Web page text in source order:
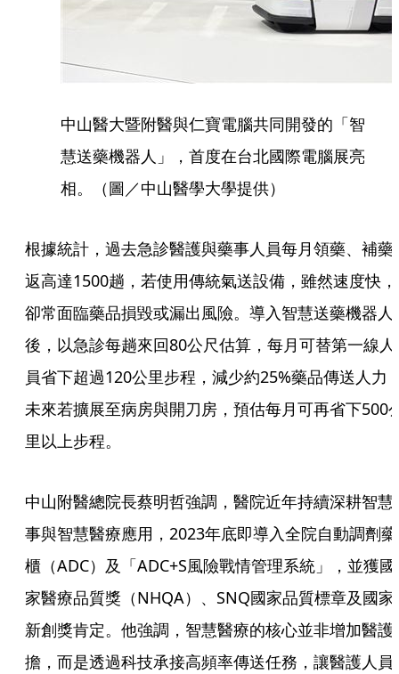
中山醫大暨附醫與仁寶電腦共同開發的「智
慧送藥機器人」，首度在台北國際電腦展亮
相。（圖／中山醫學大學提供）
根據統計，過去急診醫護與藥事人員每月領藥、補藥
返高達1500趟，若使用傳統氣送設備，雖然速度快，
卻常面臨藥品損毀或漏出風險。導入智慧送藥機器人
後，以急診每趟來回80公尺估算，每月可替第一線人
員省下超過120公里步程，減少約25%藥品傳送人力
未來若擴展至病房與開刀房，預估每月可再省下500
里以上步程。
中山附醫總院長蔡明哲強調，醫院近年持續深耕智慧
事與智慧醫療應用，2023年底即導入全院自動調劑藥
櫃（ADC）及「ADC+S風險戰情管理系統」，並獲國
家醫療品質獎（NHQA）、SNQ國家品質標章及國家
新創獎肯定。他強調，智慧醫療的核心並非增加醫護
擔，而是透過科技承接高頻率傳送任務，讓醫護人員